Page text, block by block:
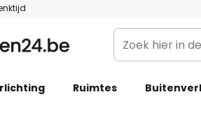
Zoek
hier
de
Ruimtes